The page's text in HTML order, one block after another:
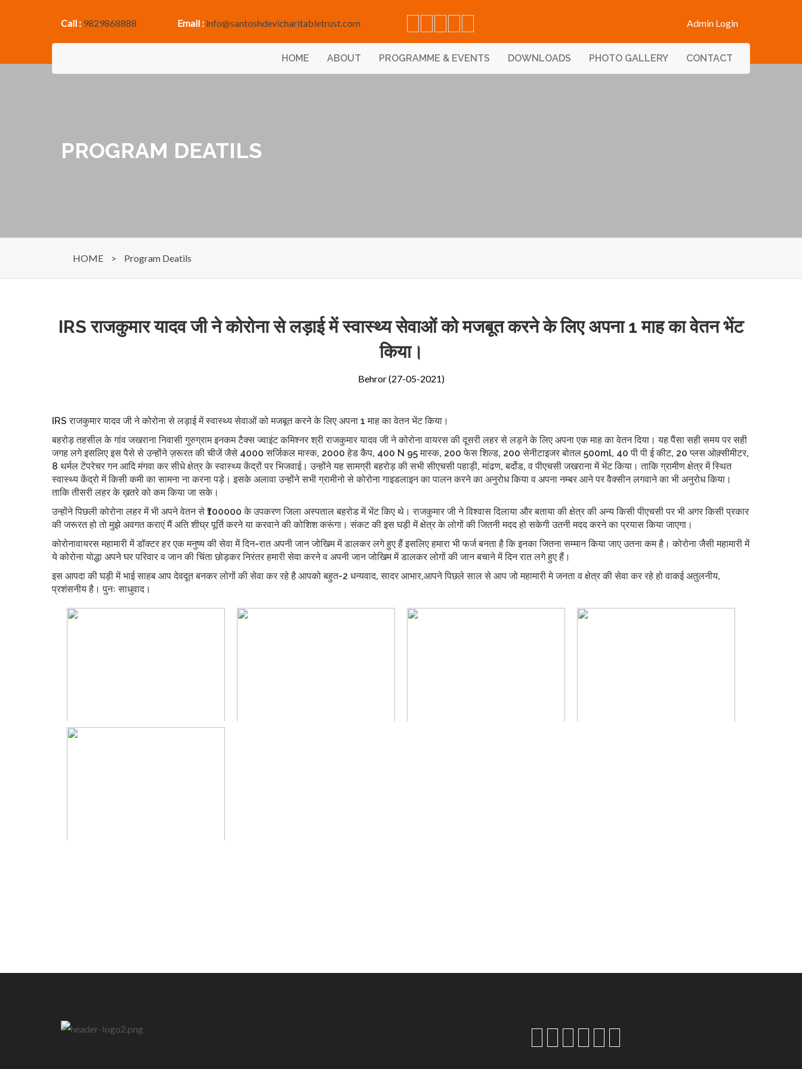
Call : 9829868888 Email : info@santoshdevicharitabletrust.com Admin Login
HOME ABOUT PROGRAMME & EVENTS DOWNLOADS PHOTO GALLERY CONTACT
PROGRAM DEATILS
HOME > Program Deatils
IRS राजकुमार यादव जी ने कोरोना से लड़ाई में स्वास्थ्य सेवाओं को मजबूत करने के लिए अपना 1 माह का वेतन भेंट
किया।
Behror (27-05-2021)
IRS राजकुमार यादव जी ने कोरोना से लड़ाई में स्वास्थ्य सेवाओं को मजबूत करने के लिए अपना 1 माह का वेतन भेंट किया।
बहरोड़ तहसील के गांव जखराना निवासी गुरुग्राम इनकम टैक्स ज्वाइंट कमिश्नर श्री राजकुमार यादव जी ने कोरोना वायरस की दूसरी लहर से लड़ने के लिए अपना एक माह का वेतन दिया। यह पैंसा सही समय पर सही
जगह लगे इसलिए इस पैसे से उन्होंने ज़रूरत की चीजें जैसे 4000 सर्जिकल मास्क, 2000 हेड कैप, 400 N 95 मास्क, 200 फेस शिल्ड, 200 सेनीटाइजर बोतल 500ml, 40 पी पी ई कीट, 20 प्लस ओक़्सीमीटर,
8 थर्मल टेंपरेचर गन आदि मंगवा कर सीधे क्षेत्र के स्वास्थ्य केंद्रों पर भिजवाई। उन्होंने यह सामग्री बहरोड़ की सभी सीएचसी पहाड़ी, मांढण, बर्दोड, व पीएचसी जखराना में भेंट किया। ताकि ग्रामीण क्षेत्र में स्थित
स्वास्थ्य केंद्रो में किसी कमी का सामना ना करना पड़े। इसके अलावा उन्होंने सभी ग्रामीनो से कोरोना गाइडलाइन का पालन करने का अनुरोध किया व अपना नम्बर आने पर वैक्सीन लगवाने का भी अनुरोध किया।
ताकि तीसरी लहर के ख़तरे को कम किया जा सके।
उन्होंने पिछली कोरोना लहर में भी अपने वेतन से ₹100000 के उपकरण जिला अस्पताल बहरोड में भेंट किए थे। राजकुमार जी ने विश्वास दिलाया और बताया की क्षेत्र की अन्य किसी पीएचसी पर भी अगर किसी प्रकार
की जरूरत हो तो मुझे अवगत कराएं मैं अति शीघ्र पूर्ति करने या करवाने की कोशिश करूंगा। संकट की इस घड़ी में क्षेत्र के लोगों की जितनी मदद हो सकेगी उतनी मदद करने का प्रयास किया जाएगा।
कोरोनावायरस महामारी में डॉक्टर हर एक मनुष्य की सेवा में दिन-रात अपनी जान जोखिम में डालकर लगे हुए हैं इसलिए हमारा भी फर्ज बनता है कि इनका जितना सम्मान किया जाए उतना कम है। कोरोना जैसी महामारी में
ये कोरोना योद्धा अपने घर परिवार व जान की चिंता छोड़कर निरंतर हमारी सेवा करने व अपनी जान जोखिम में डालकर लोगों की जान बचाने में दिन रात लगे हुए हैं।
इस आपदा की घड़ी में भाई साहब आप देवदूत बनकर लोगों की सेवा कर रहे है आपको बहुत-2 धन्यवाद, सादर आभार,आपने पिछले साल से आप जो महामारी मे जनता व क्षेत्र की सेवा कर रहे हो वाकई अतुलनीय,
प्रशंसनीय है। पुनः साधुवाद।